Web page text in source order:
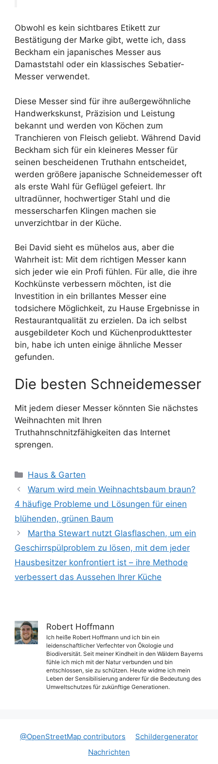
Obwohl es kein sichtbares Etikett zur
Bestätigung der Marke gibt, wette ich, dass
Beckham ein japanisches Messer aus
Damaststahl oder ein klassisches Sebatier-
Messer verwendet.
Diese Messer sind für ihre außergewöhnliche
Handwerkskunst, Präzision und Leistung
bekannt und werden von Köchen zum
Tranchieren von Fleisch geliebt. Während David
Beckham sich für ein kleineres Messer für
seinen bescheidenen Truthahn entscheidet,
werden größere japanische Schneidemesser oft
als erste Wahl für Geflügel gefeiert. Ihr
ultradünner, hochwertiger Stahl und die
messerscharfen Klingen machen sie
unverzichtbar in der Küche.
Bei David sieht es mühelos aus, aber die
Wahrheit ist: Mit dem richtigen Messer kann
sich jeder wie ein Profi fühlen. Für alle, die ihre
Kochkünste verbessern möchten, ist die
Investition in ein brillantes Messer eine
todsichere Möglichkeit, zu Hause Ergebnisse in
Restaurantqualität zu erzielen. Da ich selbst
ausgebildeter Koch und Küchenprodukttester
bin, habe ich unten einige ähnliche Messer
gefunden.
Die besten Schneidemesser
Mit jedem dieser Messer könnten Sie nächstes
Weihnachten mit Ihren
Truthahnschnitzfähigkeiten das Internet
sprengen.
Kategorien
Haus & Garten
Warum wird mein Weihnachtsbaum braun?
4 häufige Probleme und Lösungen für einen
blühenden, grünen Baum
Martha Stewart nutzt Glasflaschen, um ein
Geschirrspülproblem zu lösen, mit dem jeder
Hausbesitzer konfrontiert ist – ihre Methode
verbessert das Aussehen Ihrer Küche
Robert Hoffmann
Ich heiße Robert Hoffmann und ich bin ein
leidenschaftlicher Verfechter von Ökologie und
Biodiversität. Seit meiner Kindheit in den Wäldern Bayerns
fühle ich mich mit der Natur verbunden und bin
entschlossen, sie zu schützen. Heute widme ich mein
Leben der Sensibilisierung anderer für die Bedeutung des
Umweltschutzes für zukünftige Generationen.
@OpenStreetMap contributors
Schildergenerator
Nachrichten